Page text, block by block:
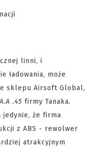
linni, i
ładowania, może
sklepu Airsoft Global,
.45 firmy Tanaka.
jedynie, że firma
z ABS - rewolwer
atrakcyjnym